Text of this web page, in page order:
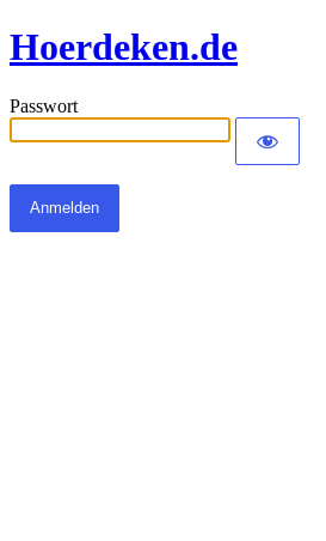
Hoerdeken.de
Passwort